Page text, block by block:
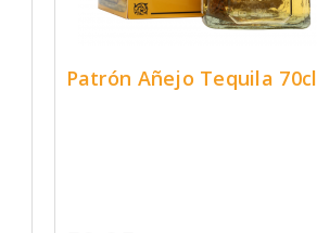
Patrón Añejo Tequila 70cl